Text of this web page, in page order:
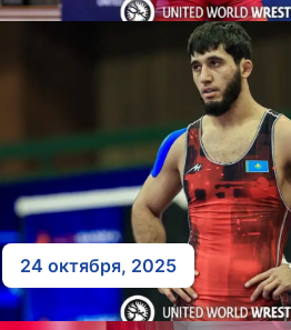
24 октября, 2025